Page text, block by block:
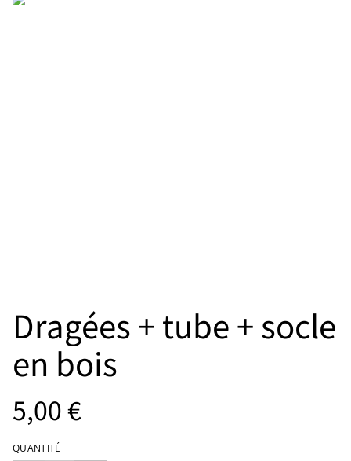
Dragées + tube + socle
en bois
5,00 €
QUANTITÉ